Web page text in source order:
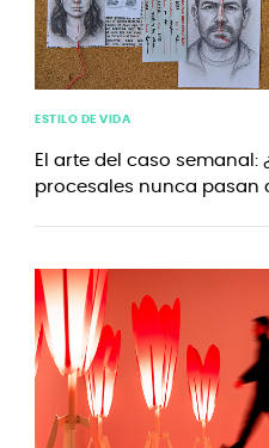
ESTILO DE VIDA
El arte del caso semanal:
procesales nunca pasan